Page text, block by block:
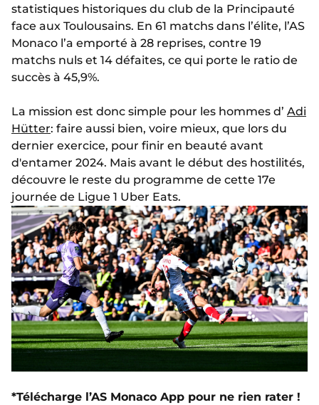
statistiques historiques du club de la Principauté
face aux Toulousains. En 61 matchs dans l’élite, l’AS
Monaco l’a emporté à 28 reprises, contre 19
matchs nuls et 14 défaites, ce qui porte le ratio de
succès à 45,9%.
La mission est donc simple pour les hommes d’ Adi
Hütter: faire aussi bien, voire mieux, que lors du
dernier exercice, pour finir en beauté avant
d'entamer 2024. Mais avant le début des hostilités,
découvre le reste du programme de cette 17e
journée de Ligue 1 Uber Eats.
*Télécharge l’AS Monaco App pour ne rien rater !